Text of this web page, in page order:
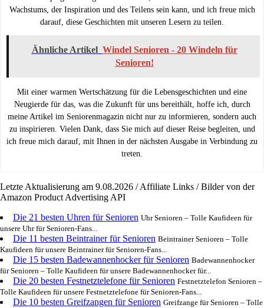
Wachstums, der Inspiration und des Teilens sein kann, und ich freue mich
darauf, diese Geschichten mit unseren Lesern zu teilen.
Ähnliche Artikel Windel Senioren - 20 Windeln für
Senioren!
Mit einer warmen Wertschätzung für die Lebensgeschichten und eine
Neugierde für das, was die Zukunft für uns bereithält, hoffe ich, durch
meine Artikel im Seniorenmagazin nicht nur zu informieren, sondern auch
zu inspirieren. Vielen Dank, dass Sie mich auf dieser Reise begleiten, und
ich freue mich darauf, mit Ihnen in der nächsten Ausgabe in Verbindung zu
treten.
Letzte Aktualisierung am 9.08.2026 / Affiliate Links / Bilder von der
Amazon Product Advertising API
Die 21 besten Uhren für Senioren Uhr Senioren – Tolle Kaufideen für
unsere Uhr für Senioren-Fans...
Die 11 besten Beintrainer für Senioren Beintrainer Senioren – Tolle
Kaufideen für unsere Beintrainer für Senioren-Fans...
Die 15 besten Badewannenhocker für Senioren Badewannenhocker
für Senioren – Tolle Kaufideen für unsere Badewannenhocker für...
Die 20 besten Festnetztelefone für Senioren Festnetztelefon Senioren –
Tolle Kaufideen für unsere Festnetztelefone für Senioren-Fans...
Die 10 besten Greifzangen für Senioren Greifzange für Senioren – Tolle